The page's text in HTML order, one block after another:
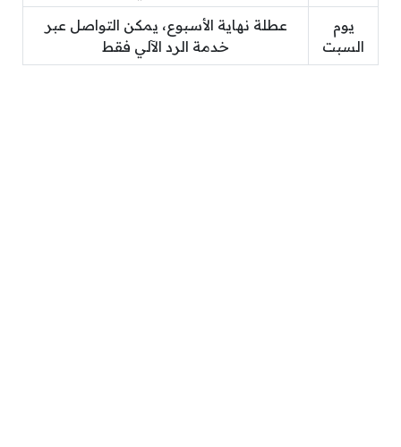
يوم
السبت
عطلة نهاية الأسبوع، يمكن التواصل عبر
خدمة الرد الآلي فقط